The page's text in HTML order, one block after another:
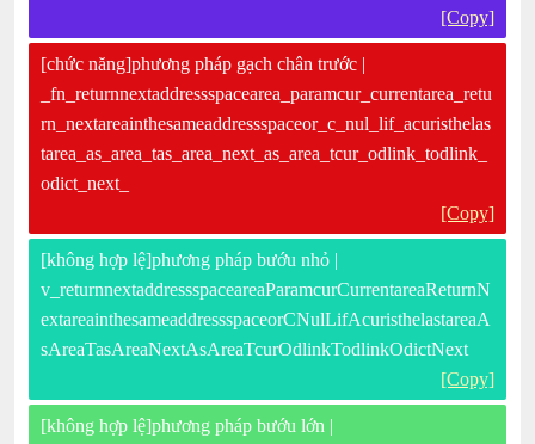
[Copy]
[chức năng]phương pháp gạch chân trước |
_fn_returnnextaddressspacearea_paramcur_currentarea_retu
rn_nextareainthesameaddressspaceor_c_nul_lif_acuristhelas
tarea_as_area_tas_area_next_as_area_tcur_odlink_todlink_
odict_next_
[Copy]
[không hợp lệ]phương pháp bướu nhỏ |
v_returnnextaddressspaceareaParamcurCurrentareaReturnN
extareainthesameaddressspaceorCNulLifAcuristhelastareaA
sAreaTasAreaNextAsAreaTcurOdlinkTodlinkOdictNext
[Copy]
[không hợp lệ]phương pháp bướu lớn |